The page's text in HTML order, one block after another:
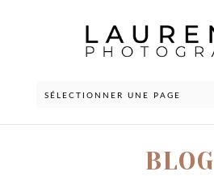
SÉLECTIONNER UNE PAGE
BLOG